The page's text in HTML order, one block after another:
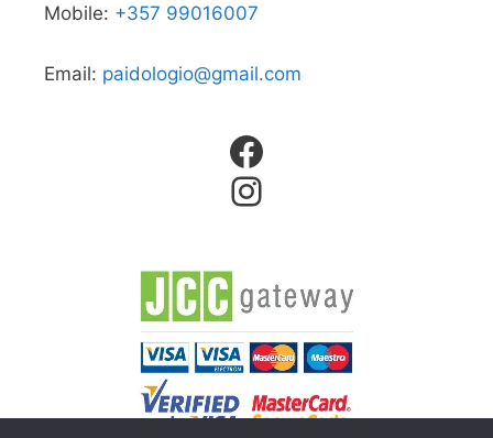
Mobile: +357 99016007
Email: paidologio@gmail.com